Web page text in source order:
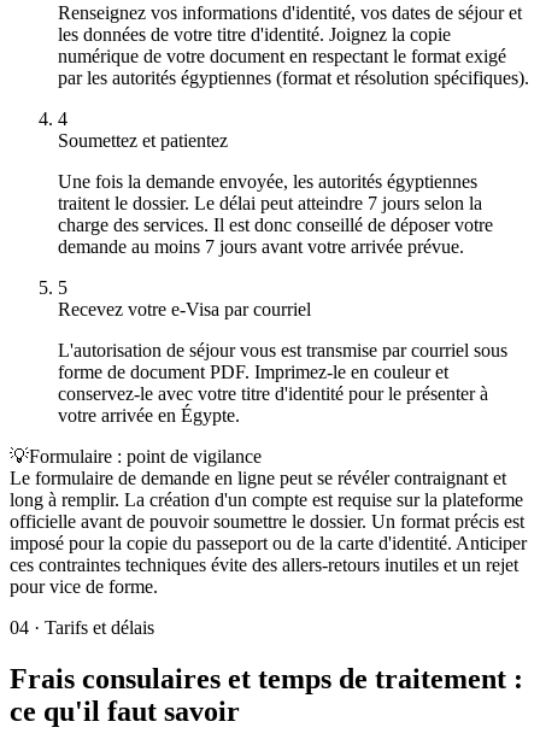
Renseignez vos informations d'identité, vos dates de séjour et
les données de votre titre d'identité. Joignez la copie
numérique de votre document en respectant le format exigé
par les autorités égyptiennes (format et résolution spécifiques).
4
Soumettez et patientez
Une fois la demande envoyée, les autorités égyptiennes
traitent le dossier. Le délai peut atteindre 7 jours selon la
charge des services. Il est donc conseillé de déposer votre
demande au moins 7 jours avant votre arrivée prévue.
5
Recevez votre e-Visa par courriel
L'autorisation de séjour vous est transmise par courriel sous
forme de document PDF. Imprimez-le en couleur et
conservez-le avec votre titre d'identité pour le présenter à
votre arrivée en Égypte.
💡Formulaire : point de vigilance
Le formulaire de demande en ligne peut se révéler contraignant et
long à remplir. La création d'un compte est requise sur la plateforme
officielle avant de pouvoir soumettre le dossier. Un format précis est
imposé pour la copie du passeport ou de la carte d'identité. Anticiper
ces contraintes techniques évite des allers-retours inutiles et un rejet
pour vice de forme.
04 · Tarifs et délais
Frais consulaires et temps de traitement :
ce qu'il faut savoir